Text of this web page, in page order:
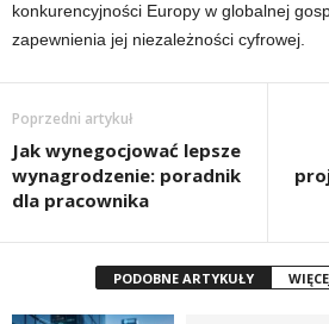
konkurencyjności Europy w globalnej
zapewnienia jej niezależności cyfrowej.
Poprzedni artykuł
Jak wynegocjować lepsze
wynagrodzenie: poradnik
dla pracownika
PODOBNE ARTYKUŁY